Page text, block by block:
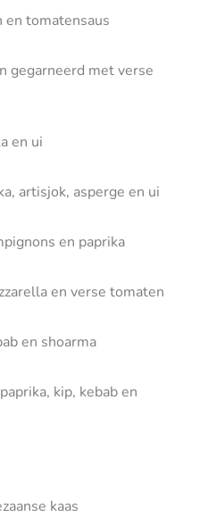
en tomatensaus
gegarneerd met verse
en ui
artisjok, asperge en ui
en paprika
en verse tomaten
en shoarma
kip, kebab en
kaas